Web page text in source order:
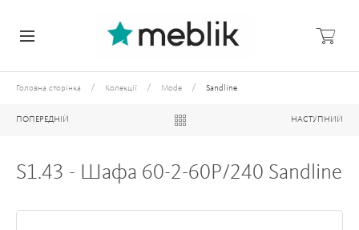
Головна сторінка / Колекції / Mode / Sandline
ПОПЕРЕДНІЙ НАСТУПНИЙ
S1.43 - Шафа 60-2-60P/240 Sandline